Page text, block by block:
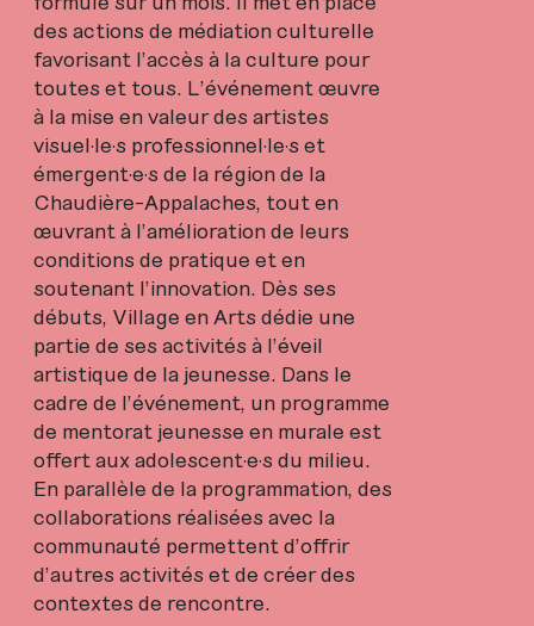
des actions de médiation culturelle
favorisant l’accès à la culture pour
toutes et tous. L’événement œuvre
à la mise en valeur des artistes
visuel·le·s professionnel·le·s et
émergent·e·s de la région de la
Chaudière-Appalaches, tout en
œuvrant à l’amélioration de leurs
conditions de pratique et en
soutenant l’innovation. Dès ses
débuts, Village en Arts dédie une
partie de ses activités à l’éveil
artistique de la jeunesse. Dans le
cadre de l’événement, un programme
de mentorat jeunesse en murale est
offert aux adolescent·e·s du milieu.
En parallèle de la programmation, des
collaborations réalisées avec la
communauté permettent d’offrir
d’autres activités et de créer des
contextes de rencontre.